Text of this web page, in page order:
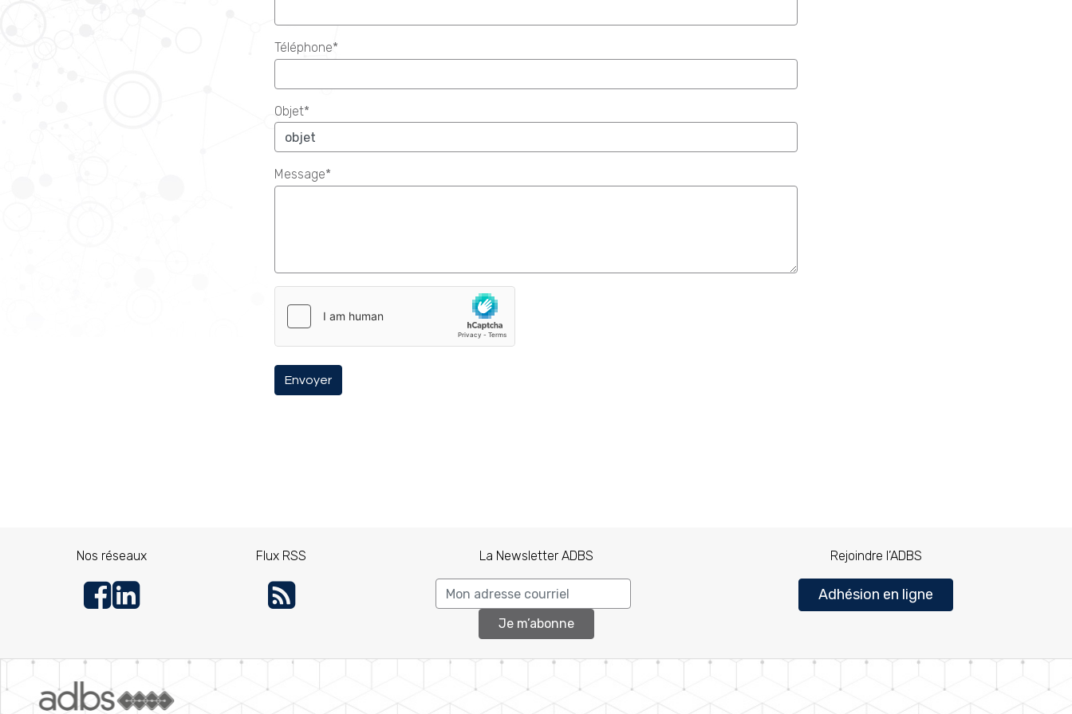
Téléphone*
Objet*
Message*
Envoyer
Nos réseaux Flux RSS La Newsletter ADBS
Je m’abonne
Rejoindre l’ADBS
Adhésion en ligne